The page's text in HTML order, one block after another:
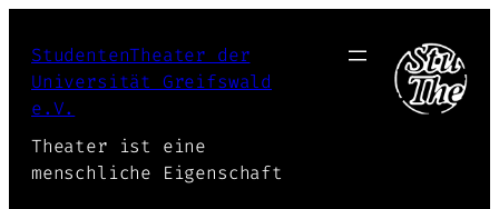
Inhalt
springen
StudentenTheater der
Universität Greifswald
e.V.
Theater ist eine
menschliche Eigenschaft